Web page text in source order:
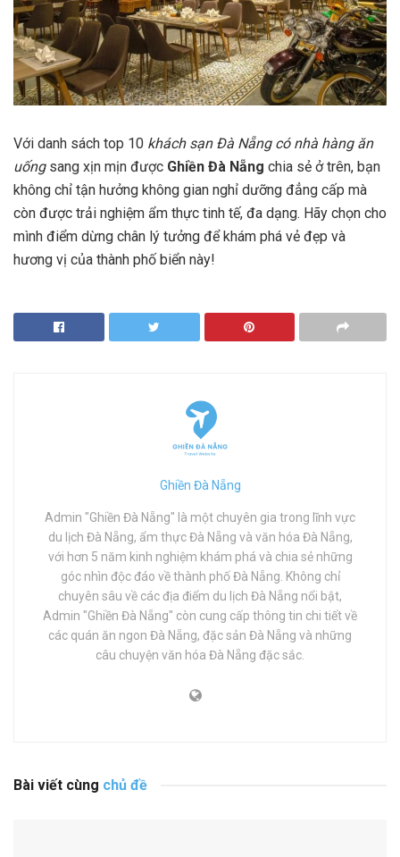
Với danh sách top 10 khách sạn Đà Nẵng có nhà hàng ăn
uốngsang xịn mịn được Ghiền Đà Nẵng chia sẻ ở trên, bạn
không chỉ tận hưởng không gian nghỉ dưỡng đẳng cấp mà
còn được trải nghiệm ẩm thực tinh tế, đa dạng. Hãy chọn cho
mình điểm dừng chân lý tưởng để khám phá vẻ đẹp và
hương vị của thành phố biển này!
Ghiền Đà Nẵng
Admin "Ghiền Đà Nẵng" là một chuyên gia trong lĩnh vực
du lịch Đà Nẵng, ẩm thực Đà Nẵng và văn hóa Đà Nẵng,
với hơn 5 năm kinh nghiệm khám phá và chia sẻ những
góc nhìn độc đáo về thành phố Đà Nẵng. Không chỉ
chuyên sâu về các địa điểm du lịch Đà Nẵng nổi bật,
Admin "Ghiền Đà Nẵng" còn cung cấp thông tin chi tiết về
các quán ăn ngon Đà Nẵng, đặc sản Đà Nẵng và những
câu chuyện văn hóa Đà Nẵng đặc sắc.
Bài viết cùng chủ đề